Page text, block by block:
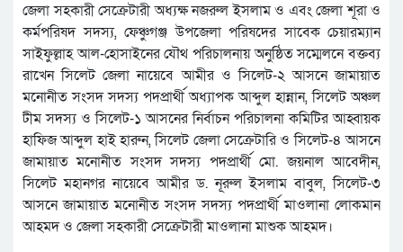
জেলা সহকারী সেক্রেটারী অধ্যক্ষ নজরুল ইসলাম ও এবং জেলা শূরা ও
কর্মপরিষদ সদস্য, ফেঞ্চুগঞ্জ উপজেলা পরিষদের সাবেক চেয়ারম্যান
সাইফুল্লাহ আল-হোসাইনের যৌথ পরিচালনায় অনুষ্ঠিত সম্মেলনে বক্তব্য
রাখেন সিলেট জেলা নায়েবে আমীর ও সিলেট-২ আসনে জামায়াত
মনোনীত সংসদ সদস্য পদপ্রার্থী অধ্যাপক আব্দুল হান্নান, সিলেট অঞ্চল
টীম সদস্য ও সিলেট-১ আসনের নির্বাচন পরিচালনা কমিটির আহ্বায়ক
হাফিজ আব্দুল হাই হারুন, সিলেট জেলা সেক্রেটারি ও সিলেট-৪ আসনে
জামায়াত মনোনীত সংসদ সদস্য পদপ্রার্থী মো. জয়নাল আবেদীন,
সিলেট মহানগর নায়েবে আমীর ড. নূরুল ইসলাম বাবুল, সিলেট-৩
আসনে জামায়াত মনোনীত সংসদ সদস্য পদপ্রার্থী মাওলানা লোকমান
আহমদ ও জেলা সহকারী সেক্রেটারী মাওলানা মাশুক আহমদ।